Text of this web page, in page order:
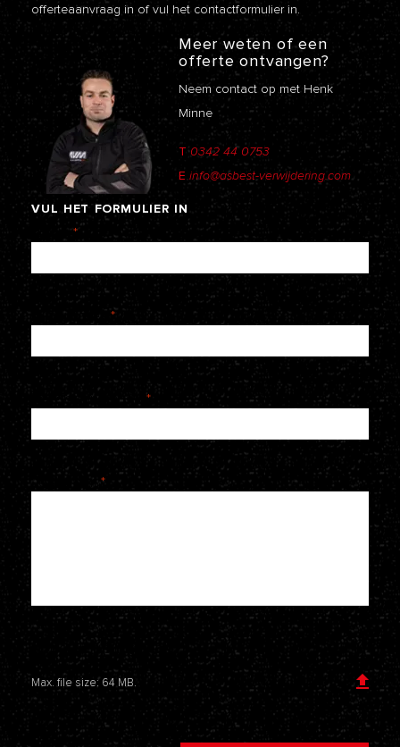
offerteaanvraag in of vul het contactformulier in.
Meer weten of een
offerte ontvangen?
Neem contact op met Henk
Minne
T 0342 44 0753
E info@asbest-verwijdering.com
VUL HET FORMULIER IN
*
E-mailadres *
Telefoonnummer *
Je bericht *
Voeg een bijlage toe
Max. file size: 64 MB.